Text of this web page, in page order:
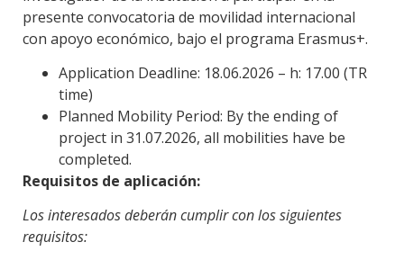
presente convocatoria de movilidad internacional
con apoyo económico, bajo el programa Erasmus+.
Application Deadline: 18.06.2026 – h: 17.00 (TR
time)
Planned Mobility Period: By the ending of
project in 31.07.2026, all mobilities have be
completed.
Requisitos de aplicación:
Los interesados deberán cumplir con los siguientes
requisitos: